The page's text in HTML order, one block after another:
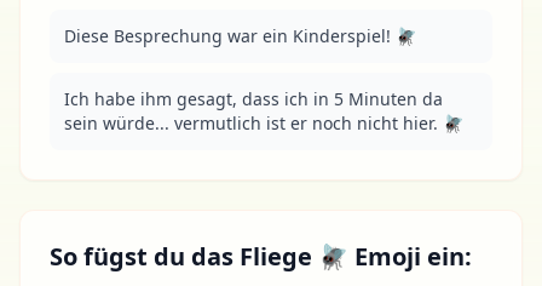
Diese Besprechung war ein Kinderspiel! 🪰
Ich habe ihm gesagt, dass ich in 5 Minuten da
sein würde... vermutlich ist er noch nicht hier. 🪰
So fügst du das Fliege 🪰 Emoji ein: